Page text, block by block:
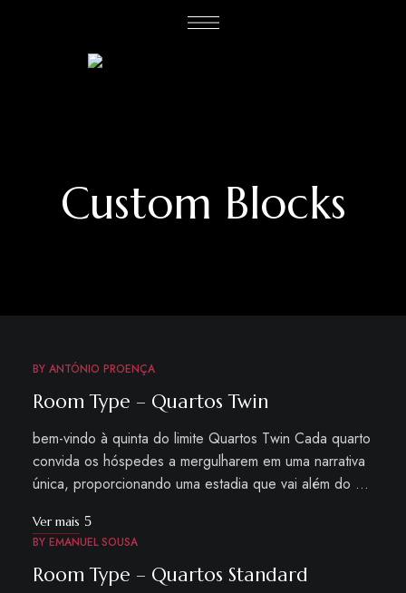
Custom Blocks
BY ANTÓNIO PROENÇA
Room Type – Quartos Twin
bem-vindo à quinta do limite Quartos Twin Cada quarto
convida os hóspedes a mergulharem em uma narrativa
única, proporcionando uma estadia que vai além do …
Ver mais
BY EMANUEL SOUSA
Room Type – Quartos Standard